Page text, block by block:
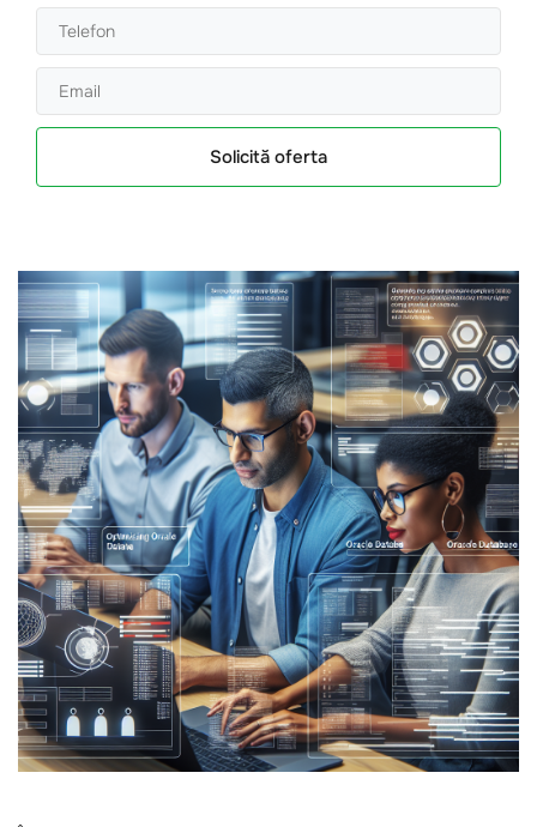
Solicită oferta